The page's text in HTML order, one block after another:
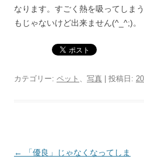
なります。すごく熱を吸ってしま
もじゃないけど出来ません(^_^;)。
カテゴリー: ペット 写真 | 投稿日:
投
←
「優良」じゃなくなってしま